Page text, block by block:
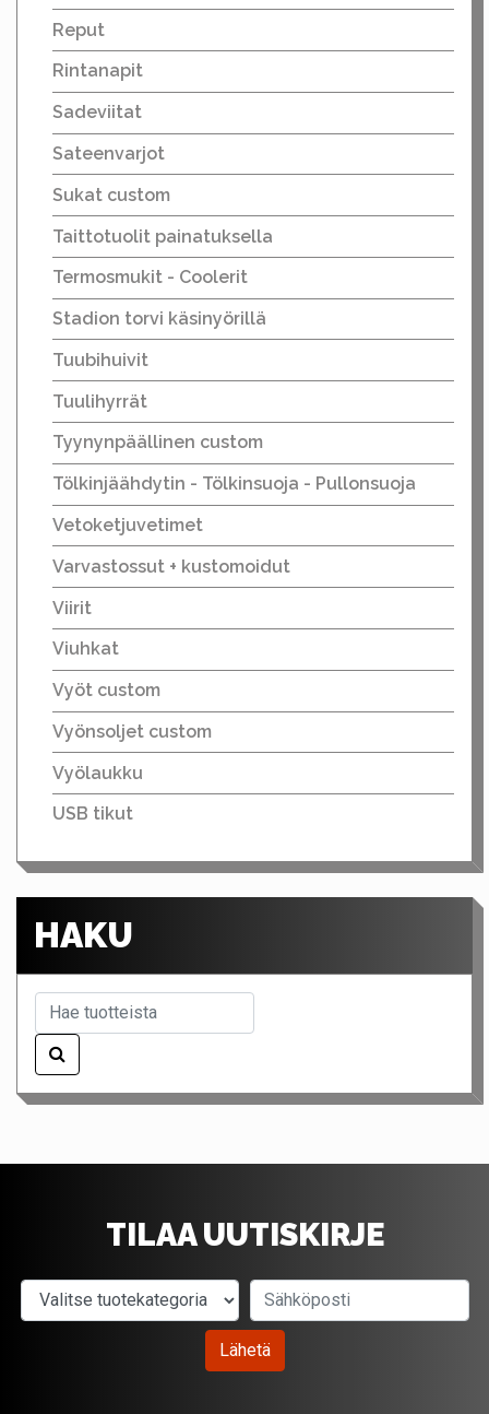
Reput
Rintanapit
Sadeviitat
Sateenvarjot
Sukat custom
Taittotuolit painatuksella
Termosmukit - Coolerit
Stadion torvi käsinyörillä
Tuubihuivit
Tuulihyrrät
Tyynynpäällinen custom
Tölkinjäähdytin - Tölkinsuoja - Pullonsuoja
Vetoketjuvetimet
Varvastossut + kustomoidut
Viirit
Viuhkat
Vyöt custom
Vyönsoljet custom
Vyölaukku
USB tikut
HAKU
TILAA UUTISKIRJE
Valitse tuotekategoria
Lähetä